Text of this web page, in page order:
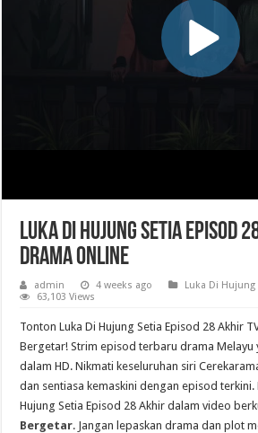
Luka Di Hujung Setia Episod
Drama Online
admin 4 weeks ago
Luka Di Hujung
63,103 Views
Tonton Luka Di Hujung Setia Episod 28 Akhir
Bergetar! Strim episod terbaru drama Melayu
dalam HD. Nikmati keseluruhan siri
dan sentiasa kemaskini dengan episod terkini.
Hujung Setia Episod 28 Akhir dalam video
Bergetar. Jangan lepaskan drama dan plot